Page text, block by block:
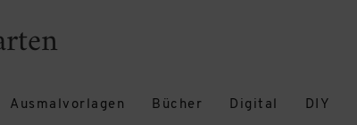
Ausmalvorlagen Bücher Digital DIY